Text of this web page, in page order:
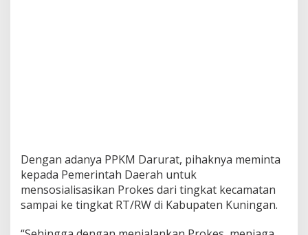
Dengan adanya PPKM Darurat, pihaknya meminta
kepada Pemerintah Daerah untuk
mensosialisasikan Prokes dari tingkat kecamatan
sampai ke tingkat RT/RW di Kabupaten Kuningan.